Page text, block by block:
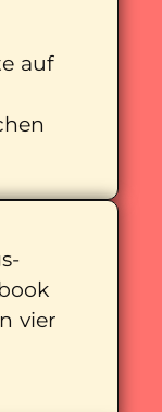
auf
vier